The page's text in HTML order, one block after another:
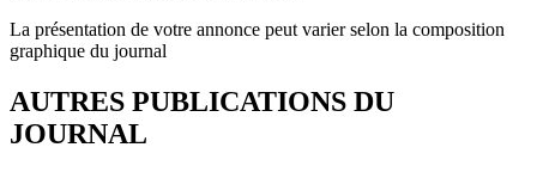
La présentation de votre annonce peut varier selon la composition
graphique du journal
AUTRES PUBLICATIONS DU
JOURNAL